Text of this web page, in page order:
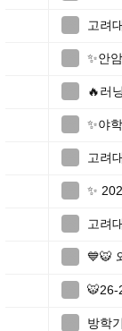
고려
✨안
🔥러
✨야
고려
✨
고려
💙🐯
🐯26-
방학